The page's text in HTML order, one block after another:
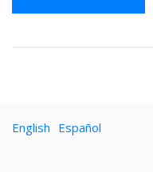
English Español